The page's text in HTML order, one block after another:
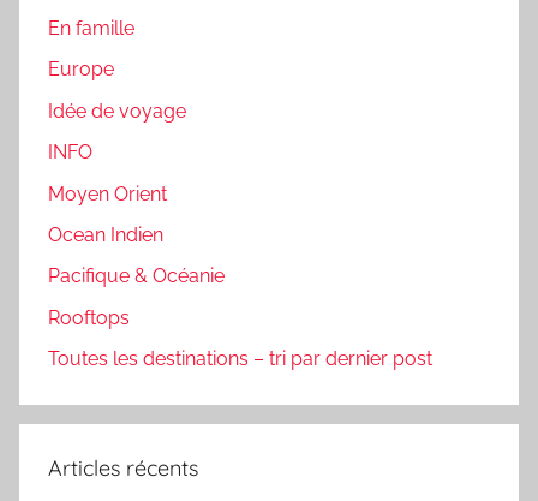
En famille
Europe
Idée de voyage
INFO
Moyen Orient
Ocean Indien
Pacifique & Océanie
Rooftops
Toutes les destinations – tri par dernier post
Articles récents